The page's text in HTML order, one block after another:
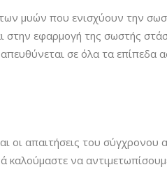
μυών που ενισχύουν την
στην εφαρμογή της σωστής
σε όλα τα επίπεδα
οι απαιτήσεις του
καλούμαστε να